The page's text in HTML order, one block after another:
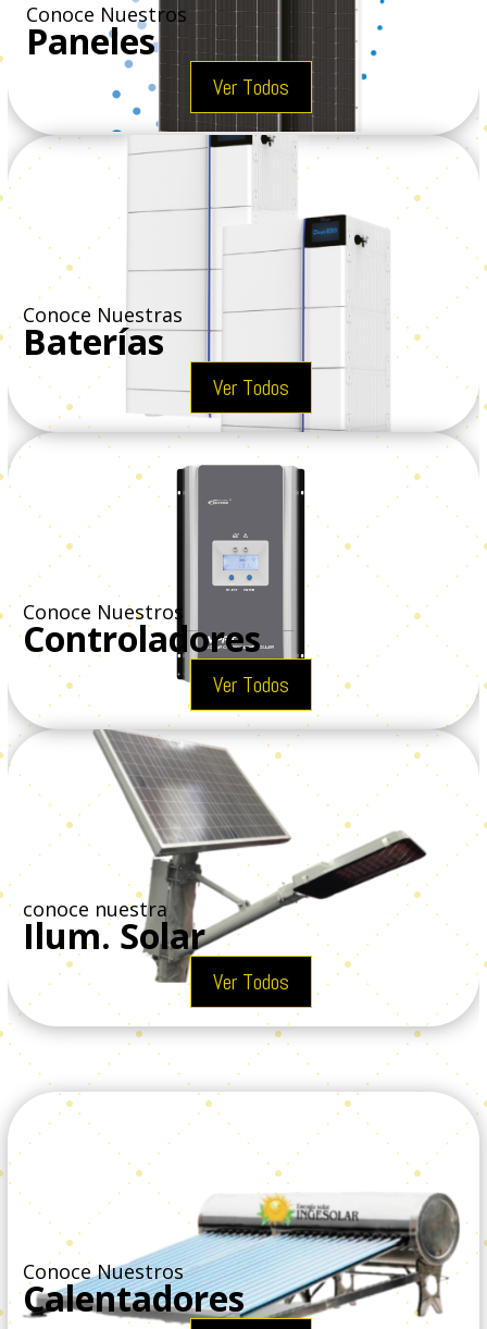
Conoce Nuestros
Paneles
Ver Todos
Conoce Nuestras
Baterías
Ver Todos
Conoce Nuestros
Controladores
Ver Todos
conoce nuestra
Ilum. Solar
Ver Todos
Conoce Nuestros
Calentadores